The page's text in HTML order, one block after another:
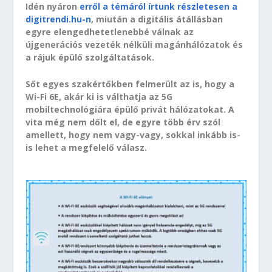
Idén nyáron erről a témáról írtunk részletesen a
digitrendi.hu-n, miután a digitális átállásban
egyre elengedhetetlenebbé válnak az
újgenerációs vezeték nélküli magánhálózatok és
a rájuk épülő szolgáltatások.
Sőt egyes szakértőkben felmerült az is, hogy a
Wi-Fi 6E, akár ki is válthatja az 5G
mobiltechnológiára épülő privát hálózatokat. A
vita még nem dőlt el, de egyre több érv szól
amellett, hogy nem vagy-vagy, sokkal inkább is-
is lehet a megfelelő válasz.